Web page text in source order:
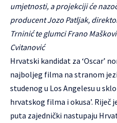
umjetnosti, a projekciji će
producent Jozo Patljak,
Trninić te glumci Frano
Cvitanović
Hrvatski kandidat za ‘Oscar’
najboljeg filma na stranom
studenog u Los Angelesu u
hrvatskog filma i okusa’.
puta zajednički nastupaju